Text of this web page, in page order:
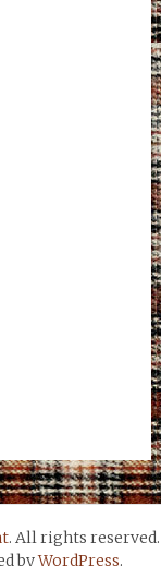
. All rights reserved.
byWordPress.